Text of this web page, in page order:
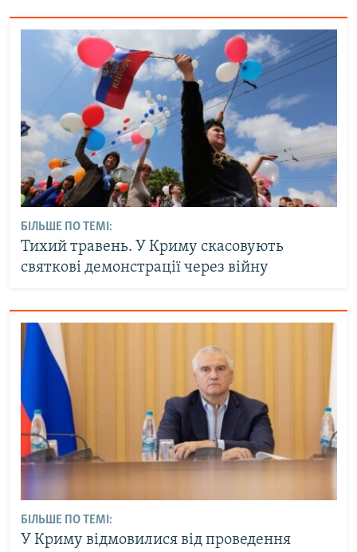
БІЛЬШЕ ПО ТЕМІ:
Тихий травень. У Криму скасовують
святкові демонстрації через війну
БІЛЬШЕ ПО ТЕМІ:
У Криму відмовилися від проведення